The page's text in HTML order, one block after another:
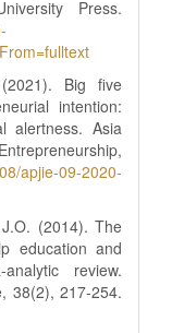
Press.
Big five
intention:
alertness. Asia
apjie-09-2020-
(2014). The
education and
review.
38(2), 217-254.